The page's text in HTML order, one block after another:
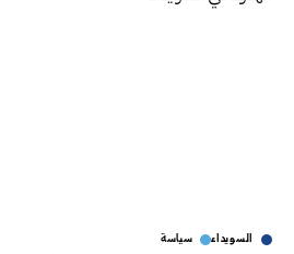
السويداء سياسة